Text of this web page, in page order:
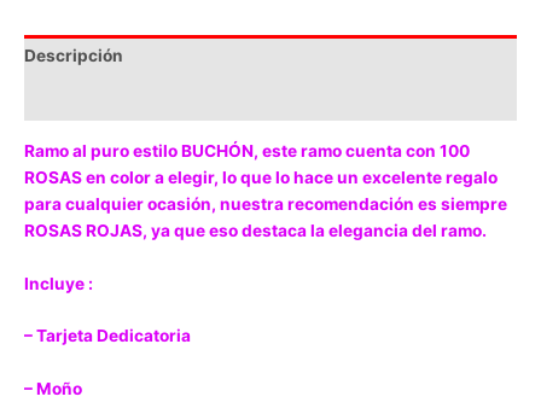
Descripción
Ramo al puro estilo BUCHÓN, este ramo cuenta con 100
ROSAS en color a elegir, lo que lo hace un excelente regalo
para cualquier ocasión, nuestra recomendación es siempre
ROSAS ROJAS, ya que eso destaca la elegancia del ramo.
Incluye :
– Tarjeta Dedicatoria
– Moño